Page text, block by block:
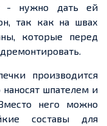
- нужно дать ей
так как на швах
которые перед
производится
шпателем и
него можно
составы для